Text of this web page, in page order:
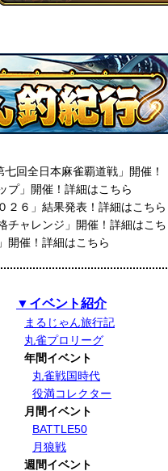
回全日本麻雀覇道戦」開催！
プ」開催！詳細はこちら
２６」結果発表！詳細はこちら
チャレンジ」開催！詳細はこ
開催！詳細はこちら
▼イベント紹介
まるじゃん旅行記
丸雀プロリーグ
年間イベント
丸雀戦国時代
役満コレクター
月間イベント
BATTLE50
月狼戦
週間イベント